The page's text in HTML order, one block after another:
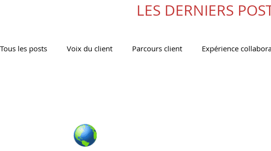
LES DERNIERS
Tous les posts Voix du client Parcours client Expérience